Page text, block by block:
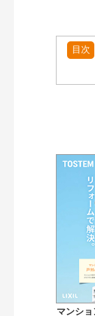
小型電気温水器（
検索
目次
マンシ